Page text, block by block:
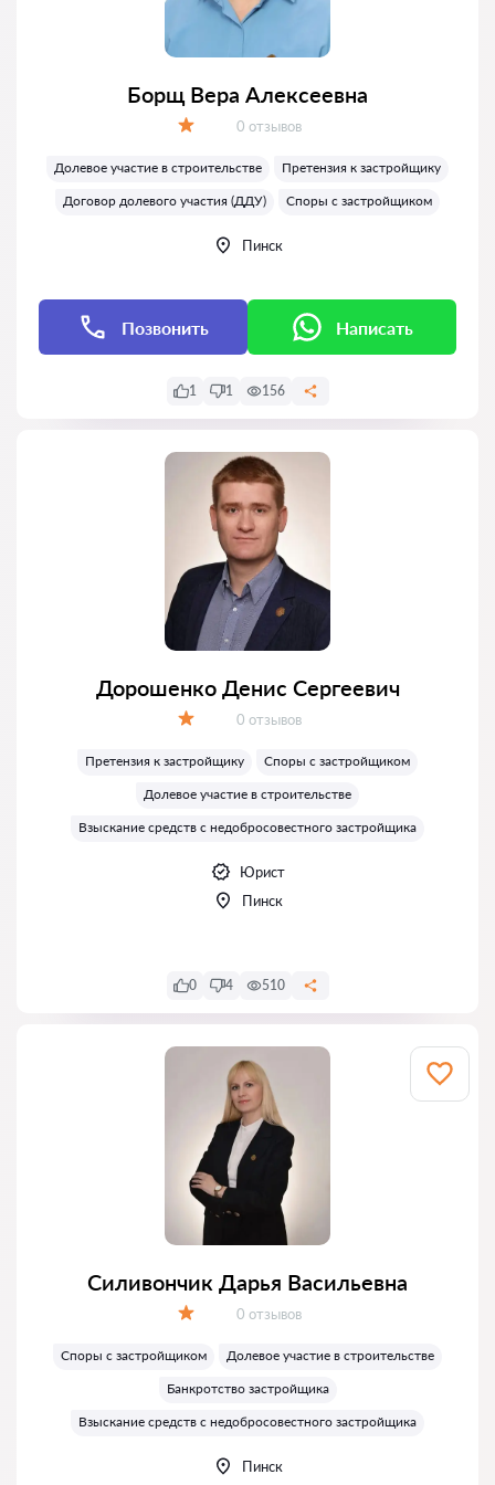
Борщ Вера Алексеевна
Отзывов:
0 отзывов
Долевое участие в строительстве
Претензия к застройщику
Договор долевого участия (ДДУ)
Споры с застройщиком
Пинск
Позвонить Написать
1 1 156
Дорошенко Денис Сергеевич
Отзывов:
0 отзывов
Претензия к застройщику
Споры с застройщиком
Долевое участие в строительстве
Взыскание средств с недобросовестного застройщика
Юрист
Пинск
0 4 510
Силивончик Дарья Васильевна
Отзывов:
0 отзывов
Споры с застройщиком
Долевое участие в строительстве
Банкротство застройщика
Взыскание средств с недобросовестного застройщика
Пинск